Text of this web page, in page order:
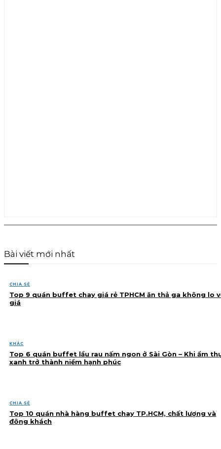
Bài viết mới nhất
CHIA SẺ
Top 9 quán buffet chay giá rẻ TPHCM ăn thả ga không lo
giá
KHÁC
Top 6 quán buffet lẩu rau nấm ngon ở Sài Gòn – Khi ẩm
xanh trở thành niềm hạnh phúc
CHIA SẺ
Top 10 quán nhà hàng buffet chay TP.HCM, chất lượng và
đông khách